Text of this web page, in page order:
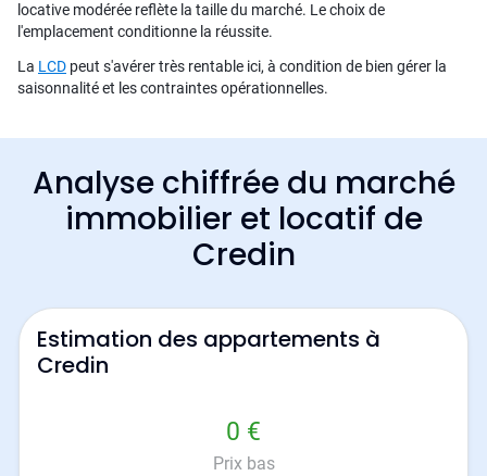
locative modérée reflète la taille du marché. Le choix de
l'emplacement conditionne la réussite.
La LCD peut s'avérer très rentable ici, à condition de bien gérer la
saisonnalité et les contraintes opérationnelles.
Analyse chiffrée du marché
immobilier et locatif de
Credin
Estimation des appartements à
Credin
0 €
Prix bas